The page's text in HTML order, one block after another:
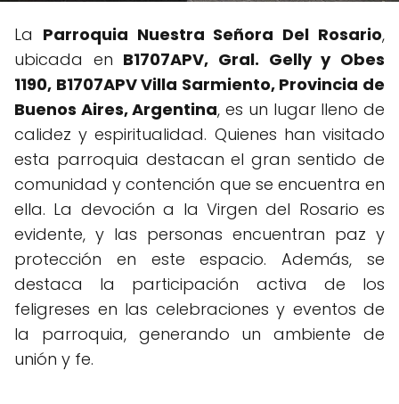
La Parroquia Nuestra Señora Del Rosario,
ubicada en B1707APV, Gral. Gelly y Obes
1190, B1707APV Villa Sarmiento, Provincia de
Buenos Aires, Argentina, es un lugar lleno de
calidez y espiritualidad. Quienes han visitado
esta parroquia destacan el gran sentido de
comunidad y contención que se encuentra en
ella. La devoción a la Virgen del Rosario es
evidente, y las personas encuentran paz y
protección en este espacio. Además, se
destaca la participación activa de los
feligreses en las celebraciones y eventos de
la parroquia, generando un ambiente de
unión y fe.